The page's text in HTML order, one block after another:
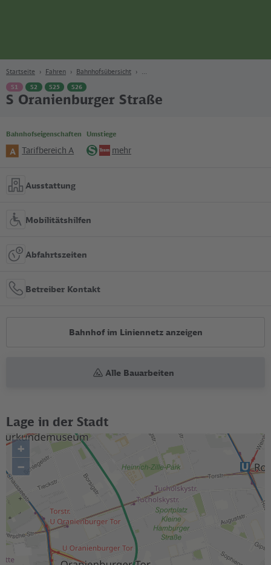
Startseite Fahren Bahnhofsübersicht
S1 S2 S25 S26
S Oranienburger Straße
Bahnhofseigenschaften
A Tarifbereich A
Umstiege
mehr
Ausstattung
Mobilitätshilfen
Abfahrtszeiten
Betreiber Kontakt
Bahnhof im Liniennetz anzeigen
Alle Bauarbeiten
Lage in der Stadt
+
–